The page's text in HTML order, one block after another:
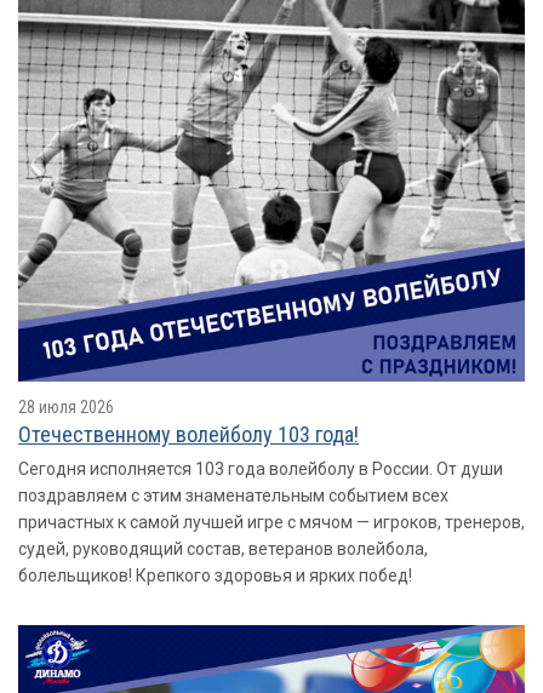
28 июля 2026
Отечественному волейболу 103 года!
Сегодня исполняется 103 года волейболу в России. От души
поздравляем с этим знаменательным событием всех
причастных к самой лучшей игре с мячом — игроков, тренеров,
судей, руководящий состав, ветеранов волейбола,
болельщиков! Крепкого здоровья и ярких побед!